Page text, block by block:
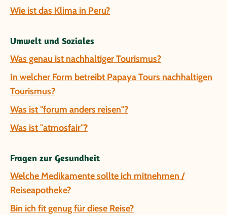
Wie ist das Klima in Peru?
Umwelt und Soziales
Was genau ist nachhaltiger Tourismus?
In welcher Form betreibt Papaya Tours nachhaltigen
Tourismus?
Was ist "forum anders reisen"?
Was ist "atmosfair"?
Fragen zur Gesundheit
Welche Medikamente sollte ich mitnehmen /
Reiseapotheke?
Bin ich fit genug für diese Reise?